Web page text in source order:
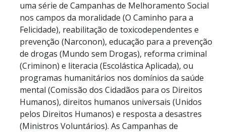
uma série de Campanhas de Melhoramento Social
nos campos da moralidade (O Caminho para a
Felicidade), reabilitação de toxicodependentes e
prevenção (Narconon), educação para a prevenção
de drogas (Mundo sem Drogas), reforma criminal
(Criminon) e literacia (Escolástica Aplicada), ou
programas humanitários nos domínios da saúde
mental (Comissão dos Cidadãos para os Direitos
Humanos), direitos humanos universais (Unidos
pelos Direitos Humanos) e resposta a desastres
(Ministros Voluntários). As Campanhas de